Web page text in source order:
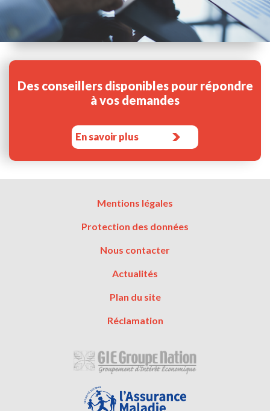
Des conseillers disponibles pour répondre
à vos demandes
En savoir plus
Mentions légales
Protection des données
Nous contacter
Actualités
Plan du site
Réclamation